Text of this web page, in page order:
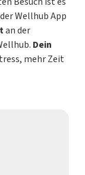
Wellhub App
an der
Dein
mehr Zeit